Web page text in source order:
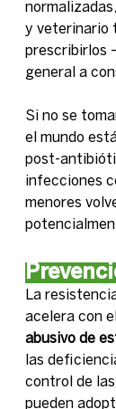
y veterinario
prescribirlos
general a
Si no se
el mundo
post-
infecciones
menores
La
acelera con el
abusivo de
las
control de
pueden